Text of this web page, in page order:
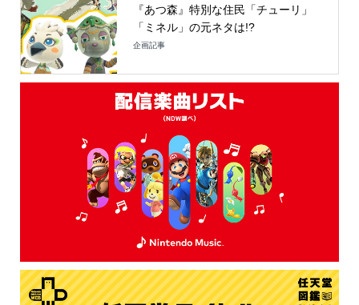
『あつ森』特別な住民「チューリ」
「ミネル」の元ネタは!?
企画記事